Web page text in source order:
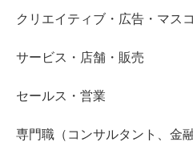
クリエイティブ・広告・マス
サービス・店舗・販売
セールス・営業
専門職（コンサルタント、金